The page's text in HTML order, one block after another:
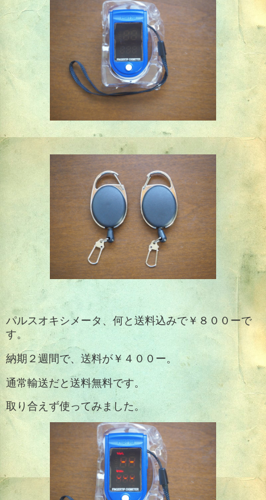
パルスオキシメータ、何と送料込みで￥８００ーで
す。
納期２週間で、送料が￥４００ー。
通常輸送だと送料無料です。
取り合えず使ってみました。